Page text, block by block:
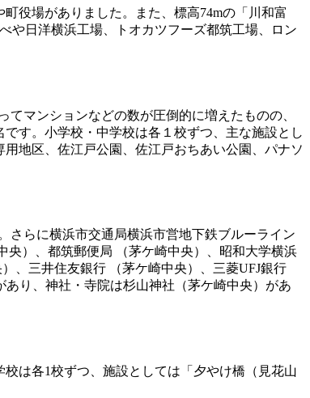
役場がありました。また、標高74mの「川和富
や日洋横浜工場、トオカツフーズ都筑工場、ロン
マンションなどの数が圧倒的に増えたものの、
す。小学校・中学校は各１校ずつ、主な施設とし
地区、佐江戸公園、佐江戸おちあい公園、パナソ
さらに横浜市交通局横浜市営地下鉄ブルーライン
央）、都筑郵便局 （茅ケ崎中央）、昭和大学横浜
、三井住友銀行 （茅ケ崎中央）、三菱UFJ銀行
り、神社・寺院は杉山神社（茅ケ崎中央）があ
は各1校ずつ、施設としては「夕やけ橋（見花山